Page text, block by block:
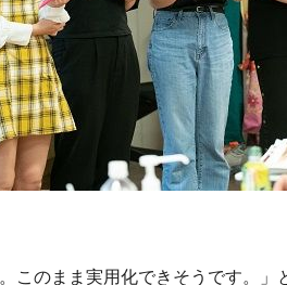
このまま実用化できそうです。